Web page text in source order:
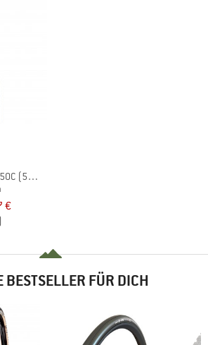
(50-622) Dual EXO TR
€
BESTSELLER FÜR DICH